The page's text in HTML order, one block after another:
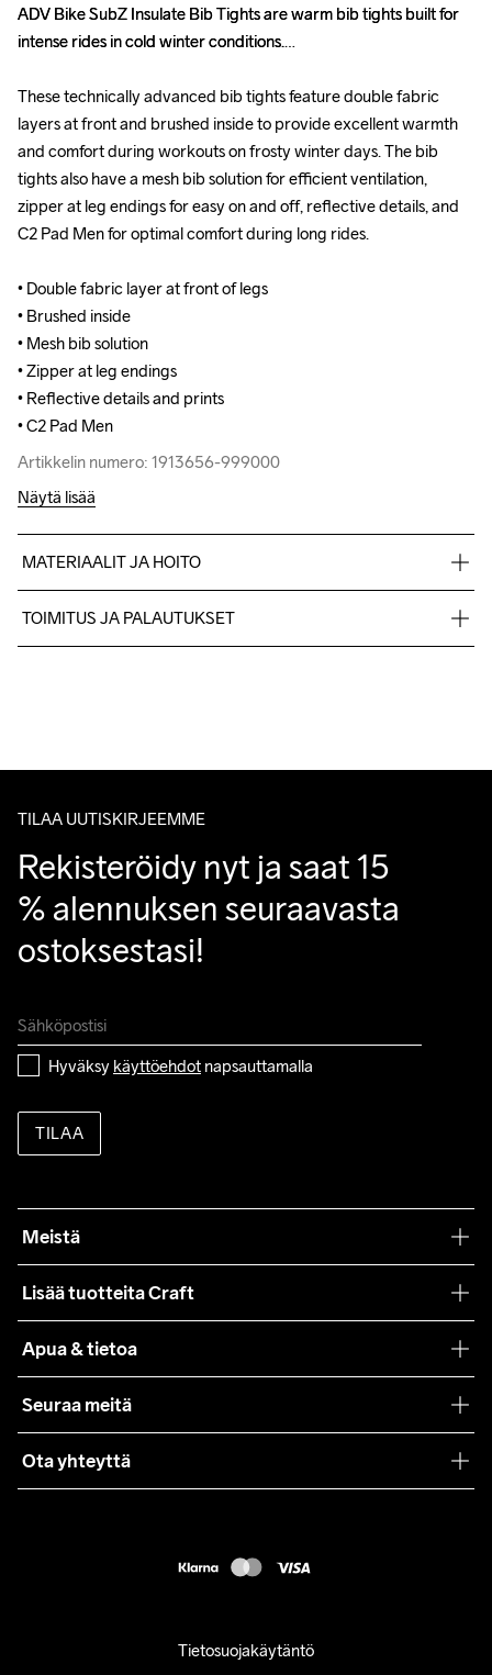
ADV Bike SubZ Insulate Bib Tights are warm bib tights built for
intense rides in cold winter conditions.
These technically advanced bib tights feature double fabric
layers at front and brushed inside to provide excellent warmth
and comfort during workouts on frosty winter days. The bib
tights also have a mesh bib solution for efficient ventilation,
zipper at leg endings for easy on and off, reflective details, and
C2 Pad Men for optimal comfort during long rides.
• Double fabric layer at front of legs
• Brushed inside
• Mesh bib solution
• Zipper at leg endings
• Reflective details and prints
• C2 Pad Men
Artikkelin numero: 1913656-999000
ADV Bike SubZ Insulate Bib Tights are warm bib tights built for
intense rides in cold winter conditions.
These technically advanced bib tights feature double fabric
layers at front and brushed inside to provide excellent warmth
and comfort during workouts on frosty winter days. The bib
tights also have a mesh bib solution for efficient ventilation,
zipper at leg endings for easy on and off, reflective details, and
C2 Pad Men for optimal comfort during long rides.
• Double fabric layer at front of legs
• Brushed inside
• Mesh bib solution
• Zipper at leg endings
• Reflective details and prints
• C2 Pad Men
Artikkelin numero: 1913656-999000
Näytä lisää
MATERIAALIT JA HOITO
82% Polyester-Recycled
Clean
°C.
TOIMITUS JA PALAUTUKSET
kysymyksiisi.
TILAA UUTISKIRJEEMME
Rekisteröidy nyt ja saat 15
% alennuksen seuraavasta
ostoksestasi!
Hyväksy käyttöehdot napsauttamalla
TILAA
Meistä
Lisää tuotteita Craft
Yhteistyöt
Lehdistö
Apua & tietoa
Käyttöehdot
Asiakaspalvelu
Seuraa meitä
Ota yhteyttä
Tietosuojakäytäntö